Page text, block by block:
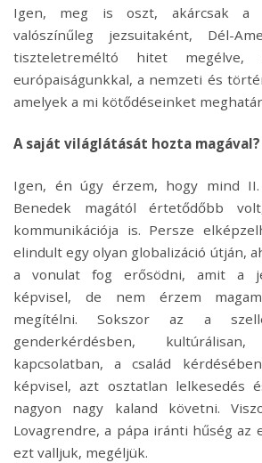
Igen, meg is oszt, akárcsak a
valószínűleg jezsuitaként, Dél-
tiszteletreméltó hitet
európaiságunkkal, a nemzeti és
amelyek a mi kötődéseinket
A saját világlátását hozta magával?
Igen, én úgy érzem, hogy mind II.
Benedek magától értetődőbb
kommunikációja is. Persze
elindult egy olyan globalizáció útján,
a vonulat fog erősödni, amit a
képvisel, de nem érzem
megítélni. Sokszor az a
genderkérdésben,
kapcsolatban, a család
képvisel, azt osztatlan lelkesedés
nagyon nagy kaland követni.
Lovagrendre, a pápa iránti hűség az
ezt valljuk, megéljük.